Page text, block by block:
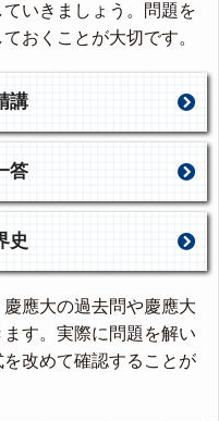
いきましょう。問題を
おくことが大切です。
講
答
史
應大の過去問や慶應大
す。実際に問題を解い
改めて確認することが